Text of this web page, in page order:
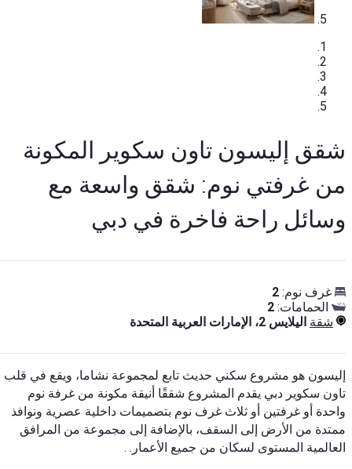
شقق إليسون تاون سكوير المكونة
من غرفتي نوم: شقق واسعة مع
وسائل راحة فاخرة في دبي
غرف نوم: 2
الحمامات: 2
شقة اليلايس 2، الإمارات العربية المتحدة
إليسون هو مشروع سكني حديث تابع لمجموعة نشاما، ويقع في قلب
تاون سكوير دبي يقدم المشروع شققًا أنيقة مكونة من غرفة نوم
واحدة أو غرفتين أو ثلاث غرف نوم بتصميمات داخلية عصرية ونوافذ
ممتدة من الأرض إلى السقف، بالإضافة إلى مجموعة من المرافق
العالمية المستوى لسكان من جميع الأعمار. .